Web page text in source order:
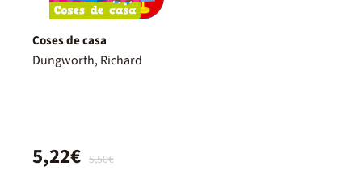
Coses de casa
Dungworth, Richard
5,50€
5,22€